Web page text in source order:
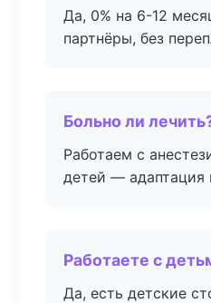
Да, 0% на 6-12
партнёры, без
Больно ли
Работаем с
детей — адаптация
Работаете с
Да, есть детские